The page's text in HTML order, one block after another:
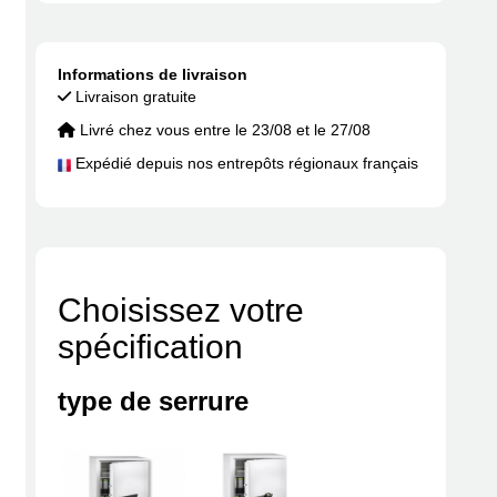
Choisissez votre
spécification
type de serrure
Informations de livraison
Livraison gratuite
Livré chez vous entre le 23/08 et le 27/08
Expédié depuis nos entrepôts régionaux français